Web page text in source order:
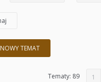
NOWY TEMAT
Tematy: 89 1